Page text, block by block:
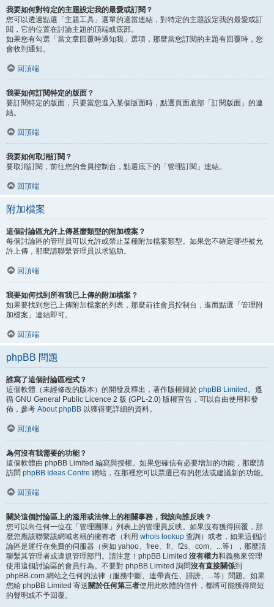
我要如何對特定的主題設定我的最愛或訂閱？
您可以透過點選「主題工具」選單的適當連結，對特定的主題設定我的最愛或訂
閱，它的位置在討論主題的頂端或底部。
如果您有勾選「當文章回覆時通知我」選項，那麼當您訂閱的主題有回覆時，您
會收到通知。
回頂端
我要如何訂閱特定的版面？
要訂閱特定的版面，只要當您進入某個版面時，點選頁面底部「訂閱版面」的連
結。
回頂端
我要如何取消訂閱？
要取消訂閱，前往您的會員控制台，點選底下的「管理訂閱」連結。
回頂端
附加檔案
這個討論區允許上傳甚麼類型的附加檔案？
每個討論區的管理員可以允許或禁止某種附加檔案類型。如果您不確定哪些被允
許上傳，那麼請聯繫管理員以求協助。
回頂端
我要如何找到所有我已上傳的附加檔案？
如果要找到您已上傳附加檔案的列表，那麼前往會員控制台，進而點選「管理附
加檔案」連結即可。
回頂端
phpBB 問題
誰寫了這個討論區程式？
這個軟體（未經修改的版本）的開發及釋出，著作版權歸於 phpBB Limited 。遵
循 GNU General Public Licence 2 版 (GPL-2.0) 版權宣告，可以自由使用和發
佈，參考 About phpBB 以獲得更詳細的資料。
回頂端
為何沒有我需要的功能？
這個軟體由 phpBB Limited 編寫與授權。如果您確信有必要增加的功能，那麼請
訪問 phpBB Ideas Centre 網站，在那裡您可以票選已有的想法或建議新的功能。
回頂端
關於這個討論區上的濫用或法律上的相關事務，我該向誰反映？
您可以向任何一位在「管理團隊」列表上的管理員反映。如果沒有獲得回覆，那
麼您應該聯繫該網域名稱的擁有者（利用 whois lookup 查詢）或者，如果這個討
論區是運行在免費的伺服器（例如 yahoo、free、fr、f2s、com、...等），那麼請
聯繫其管理者或違規管理部門。請注意！phpBB Limited 沒有權力和義務來管理
使用這個討論區的會員行為。不要對 phpBB Limited 詢問沒有直接關係到
phpBB.com 網站之任何的法律（服務中斷、連帶責任、誹謗、...等）問題。如果
您給 phpBB Limited 寄送關於任何第三者使用此軟體的信件，都將可能獲得簡短
的聲明或不予回覆。